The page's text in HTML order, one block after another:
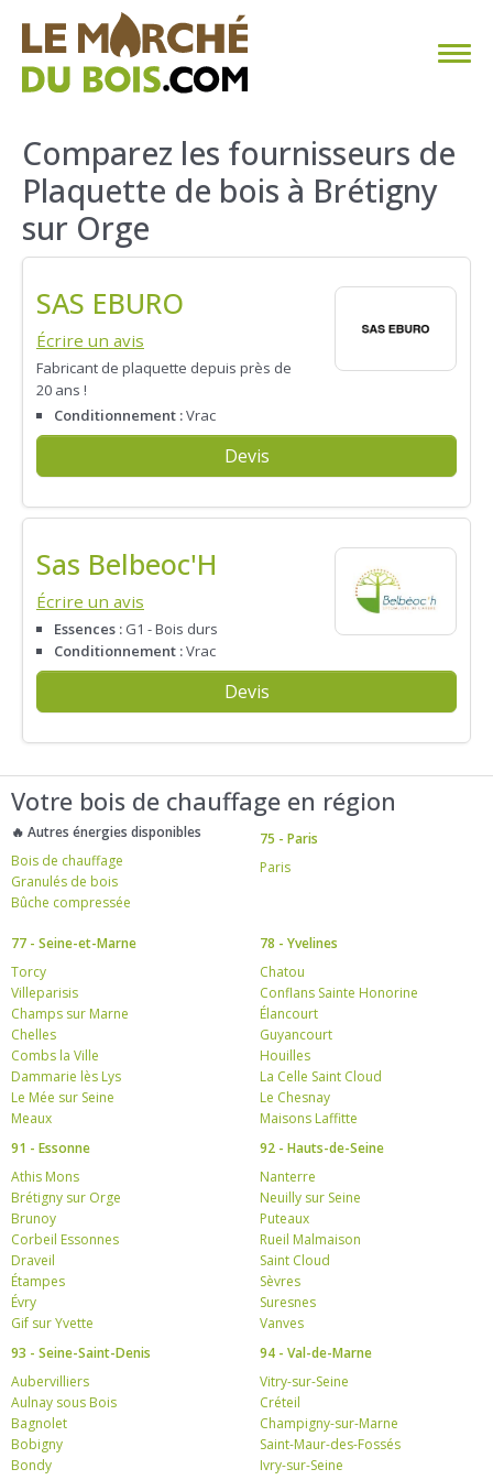
CHAUFFAGE AU BOIS
FAQ
CALCULER SA CONSOMMATION
TROUVER SON FOURNISSEUR
BLOG
ESPACE PRO
Comparez les fournisseurs de
Plaquette de bois à Brétigny
sur Orge
SAS EBURO
Écrire un avis
Fabricant de plaquette depuis près de
20 ans !
Conditionnement :Vrac
Devis
Sas Belbeoc'H
Écrire un avis
Essences : G1 - Bois durs
Conditionnement :Vrac
Devis
Votre bois de chauffage en région
🔥 Autres énergies disponibles
Bois de chauffage
Granulés de bois
Bûche compressée
75 - Paris
Paris
77 - Seine-et-Marne
Torcy
Villeparisis
Champs sur Marne
Chelles
Combs la Ville
Dammarie lès Lys
Le Mée sur Seine
Meaux
78 - Yvelines
Chatou
Conflans Sainte Honorine
Élancourt
Guyancourt
Houilles
La Celle Saint Cloud
Le Chesnay
Maisons Laffitte
91 - Essonne
Athis Mons
Brétigny sur Orge
Brunoy
Corbeil Essonnes
Draveil
Étampes
Évry
Gif sur Yvette
92 - Hauts-de-Seine
Nanterre
Neuilly sur Seine
Puteaux
Rueil Malmaison
Saint Cloud
Sèvres
Suresnes
Vanves
93 - Seine-Saint-Denis
Aubervilliers
Aulnay sous Bois
Bagnolet
Bobigny
Bondy
94 - Val-de-Marne
Vitry-sur-Seine
Créteil
Champigny-sur-Marne
Saint-Maur-des-Fossés
Ivry-sur-Seine